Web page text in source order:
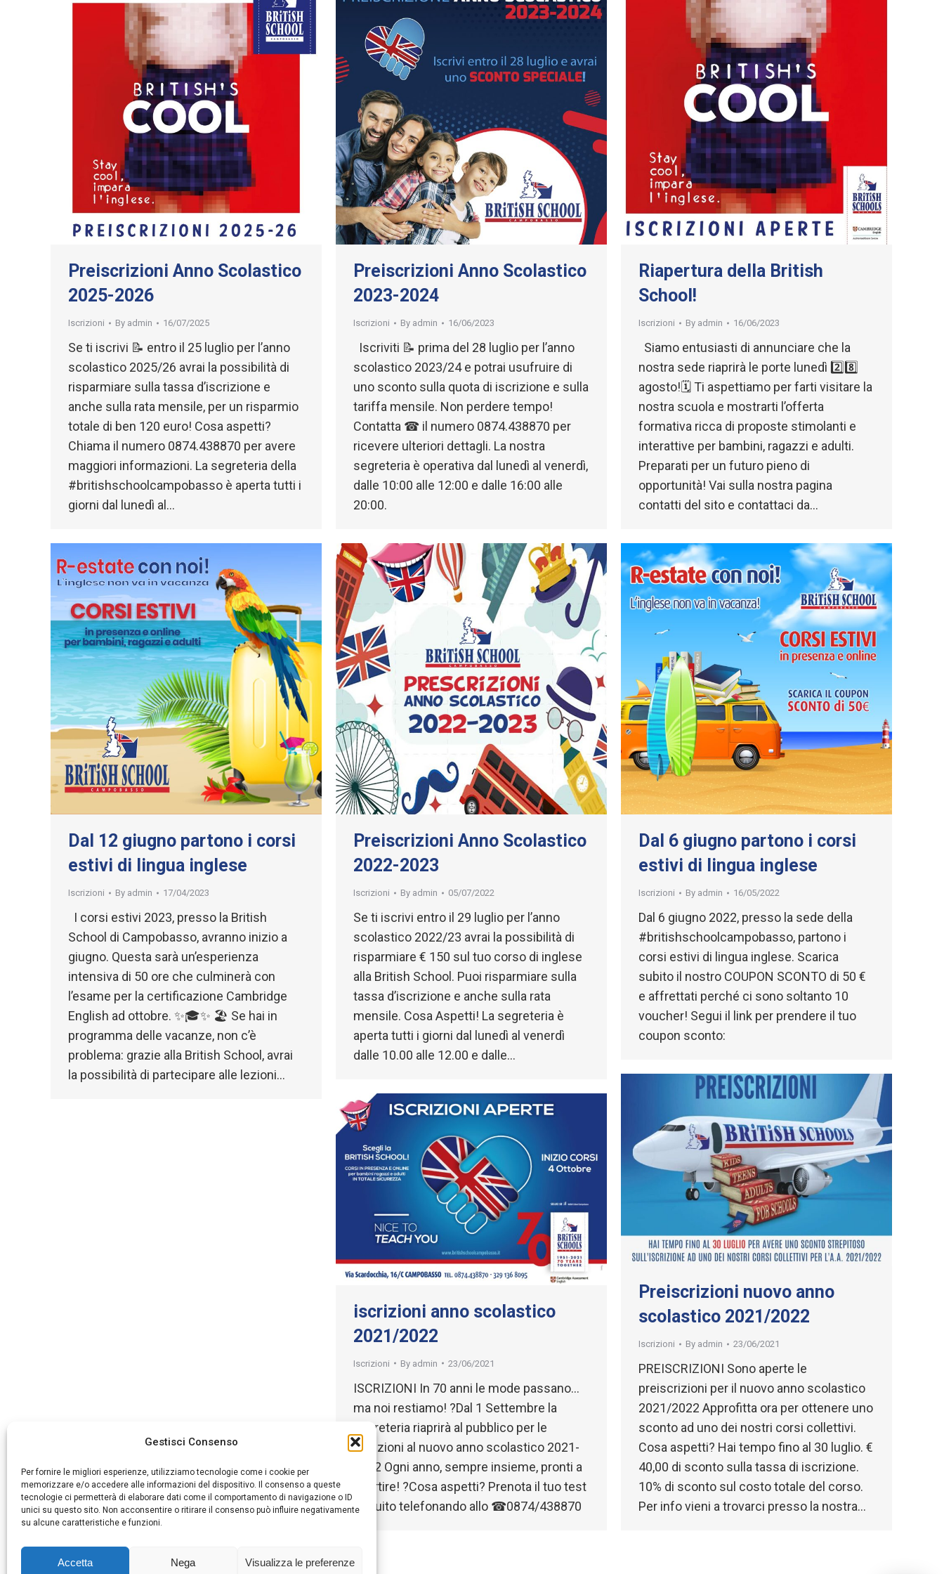
Gestisci Consenso
Per fornire le migliori esperienze, utilizziamo tecnologie come i cookie per
memorizzare e/o accedere alle informazioni del dispositivo. Il consenso a queste
tecnologie ci permetterà di elaborare dati come il comportamento di navigazione o ID
unici su questo sito. Non acconsentire o ritirare il consenso può influire negativamente
su alcune caratteristiche e funzioni.
Accetta Nega Visualizza le preferenze
Preiscrizioni Anno Scolastico
2025-2026
Iscrizioni By admin 16/07/2025
Se ti iscrivi 📝 entro il 25 luglio per l’anno
scolastico 2025/26 avrai la possibilità di
risparmiare sulla tassa d’iscrizione e
anche sulla rata mensile, per un risparmio
totale di ben 120 euro! Cosa aspetti?
Chiama il numero 0874.438870 per avere
maggiori informazioni. La segreteria della
#britishschoolcampobasso è aperta tutti i
giorni dal lunedì al…
Preiscrizioni Anno Scolastico
2023-2024
Iscrizioni By admin 16/06/2023
Iscriviti 📝 prima del 28 luglio per l’anno
scolastico 2023/24 e potrai usufruire di
uno sconto sulla quota di iscrizione e sulla
tariffa mensile. Non perdere tempo!
Contatta ☎ il numero 0874.438870 per
ricevere ulteriori dettagli. La nostra
segreteria è operativa dal lunedì al venerdì,
dalle 10:00 alle 12:00 e dalle 16:00 alle
20:00.
Riapertura della British
School!
Iscrizioni By admin 16/06/2023
Siamo entusiasti di annunciare che la
nostra sede riaprirà le porte lunedì 2️⃣8️⃣
agosto!🗓️ Ti aspettiamo per farti visitare la
nostra scuola e mostrarti l’offerta
formativa ricca di proposte stimolanti e
interattive per bambini, ragazzi e adulti.
Preparati per un futuro pieno di
opportunità! Vai sulla nostra pagina
contatti del sito e contattaci da…
Dal 12 giugno partono i corsi
estivi di lingua inglese
Iscrizioni By admin 17/04/2023
I corsi estivi 2023, presso la British
School di Campobasso, avranno inizio a
giugno. Questa sarà un’esperienza
intensiva di 50 ore che culminerà con
l’esame per la certificazione Cambridge
English ad ottobre. ✨🎓✨ 🏖️ Se hai in
programma delle vacanze, non c’è
problema: grazie alla British School, avrai
la possibilità di partecipare alle lezioni…
Preiscrizioni Anno Scolastico
2022-2023
Iscrizioni By admin 05/07/2022
Se ti iscrivi entro il 29 luglio per l’anno
scolastico 2022/23 avrai la possibilità di
risparmiare € 150 sul tuo corso di inglese
alla British School. Puoi risparmiare sulla
tassa d’iscrizione e anche sulla rata
mensile. Cosa Aspetti! La segreteria è
aperta tutti i giorni dal lunedì al venerdì
dalle 10.00 alle 12.00 e dalle…
Dal 6 giugno partono i corsi
estivi di lingua inglese
Iscrizioni By admin 16/05/2022
Dal 6 giugno 2022, presso la sede della
#britishschoolcampobasso, partono i
corsi estivi di lingua inglese. Scarica
subito il nostro COUPON SCONTO di 50 €
e affrettati perché ci sono soltanto 10
voucher! Segui il link per prendere il tuo
coupon sconto:
Preiscrizioni nuovo anno
scolastico 2021/2022
Iscrizioni By admin 23/06/2021
PREISCRIZIONI Sono aperte le
preiscrizioni per il nuovo anno scolastico
2021/2022 Approfitta ora per ottenere uno
sconto ad uno dei nostri corsi collettivi.
Cosa aspetti? Hai tempo fino al 30 luglio. €
40,00 di sconto sulla tassa di iscrizione.
10% di sconto sul costo totale del corso.
Per info vieni a trovarci presso la nostra…
iscrizioni anno scolastico
2021/2022
Iscrizioni By admin 23/06/2021
ISCRIZIONI In 70 anni le mode passano…
ma noi restiamo! ?Dal 1 Settembre la
segreteria riaprirà al pubblico per le
iscrizioni al nuovo anno scolastico 2021-
2022 Ogni anno, sempre insieme, pronti a
ripartire! ?Cosa aspetti? Prenota il tuo test
gratuito telefonando allo ☎0874/438870